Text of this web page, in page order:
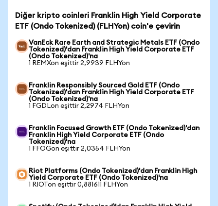
Diğer kripto coinleri Franklin High Yield Corporate
ETF (Ondo Tokenized) (FLHYon) coin'e çevirin
VanEck Rare Earth and Strategic Metals ETF (Ondo
Tokenized)'dan Franklin High Yield Corporate ETF
(Ondo Tokenized)'na
1 REMXon eşittir 2,9939 FLHYon
Franklin Responsibly Sourced Gold ETF (Ondo
Tokenized)'dan Franklin High Yield Corporate ETF
(Ondo Tokenized)'na
1 FGDLon eşittir 2,2974 FLHYon
Franklin Focused Growth ETF (Ondo Tokenized)'dan
Franklin High Yield Corporate ETF (Ondo
Tokenized)'na
1 FFOGon eşittir 2,0354 FLHYon
Riot Platforms (Ondo Tokenized)'dan Franklin High
Yield Corporate ETF (Ondo Tokenized)'na
1 RIOTon eşittir 0,881611 FLHYon